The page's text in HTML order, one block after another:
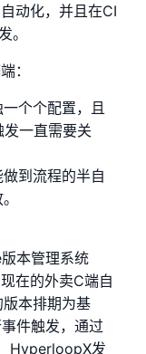
动化，并且在CI
。
：
个个配置，且
一直需要关
到流程的半自
本管理系统
在的外卖C端自
本排期为基
件触发，通过
HyperloopX发